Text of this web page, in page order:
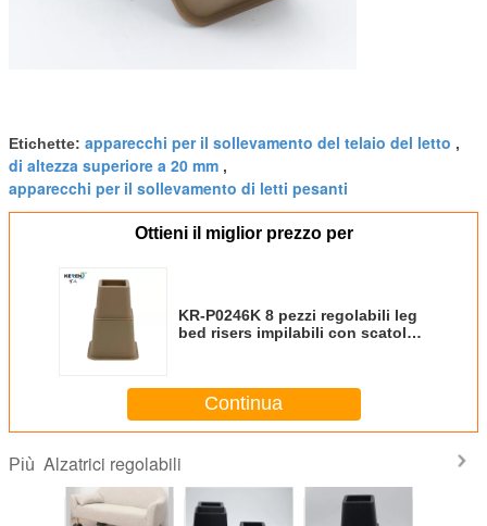
Etichette: apparecchi per il sollevamento del telaio del letto ,
di altezza superiore a 20 mm ,
apparecchi per il sollevamento di letti pesanti
Ottieni il miglior prezzo per
KR-P0246K 8 pezzi regolabili leg
bed risers impilabili con scatola
Continua
Più Alzatrici regolabili